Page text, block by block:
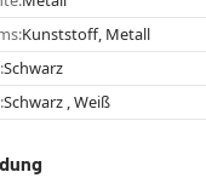
Kunststoff, Metall
Schwarz
Schwarz , Weiß